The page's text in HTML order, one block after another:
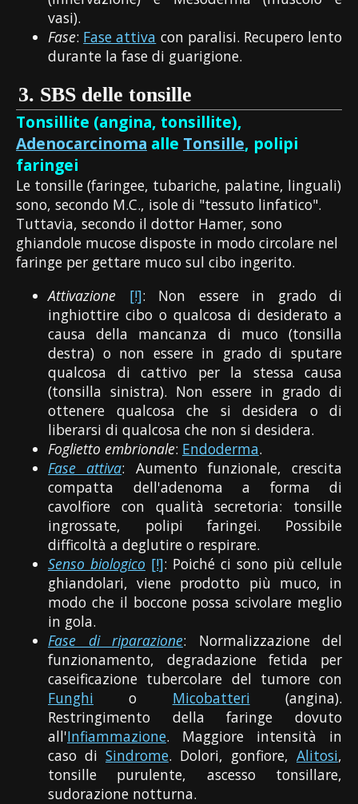
vasi).
Fase: Fase attiva con paralisi. Recupero lento
durante la fase di guarigione.
3. SBS delle tonsille
Tonsillite (angina, tonsillite),
Adenocarcinoma alle Tonsille, polipi
faringei
Le tonsille (faringee, tubariche, palatine, linguali)
sono, secondo M.C., isole di "tessuto linfatico".
Tuttavia, secondo il dottor Hamer, sono
ghiandole mucose disposte in modo circolare nel
faringe per gettare muco sul cibo ingerito.
Attivazione
[!]: Non essere in grado di
inghiottire cibo o qualcosa di desiderato a
causa della mancanza di muco (tonsilla
destra) o non essere in grado di sputare
qualcosa di cattivo per la stessa causa
(tonsilla sinistra). Non essere in grado di
ottenere qualcosa che si desidera o di
liberarsi di qualcosa che non si desidera.
Foglietto embrionale: Endoderma.
Fase attiva: Aumento funzionale, crescita
compatta dell'adenoma a forma di
cavolfiore con qualità secretoria: tonsille
ingrossate, polipi faringei. Possibile
difficoltà a deglutire o respirare.
Senso biologico [!]: Poiché ci sono più cellule
ghiandolari, viene prodotto più muco, in
modo che il boccone possa scivolare meglio
in gola.
Fase di riparazione: Normalizzazione del
funzionamento, degradazione fetida per
caseificazione tubercolare del tumore con
Funghi o Micobatteri (angina).
Restringimento della faringe dovuto
all'Infiammazione. Maggiore intensità in
caso di Sindrome. Dolori, gonfiore, Alitosi,
tonsille purulente, ascesso tonsillare,
sudorazione notturna.